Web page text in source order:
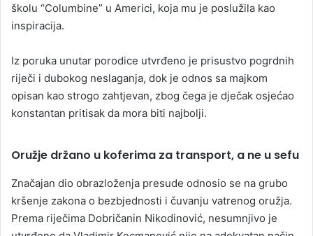
školu “Columbine” u Americi, koja mu je poslužila kao
inspiracija.
Iz poruka unutar porodice utvrđeno je prisustvo pogrdnih
riječi i dubokog neslaganja, dok je odnos sa majkom
opisan kao strogo zahtjevan, zbog čega je dječak osjećao
konstantan pritisak da mora biti najbolji.
Oružje držano u koferima za transport, a ne u sefu
Značajan dio obrazloženja presude odnosio se na grubo
kršenje zakona o bezbjednosti i čuvanju vatrenog oružja.
Prema riječima Dobričanin Nikodinović, nesumnjivo je